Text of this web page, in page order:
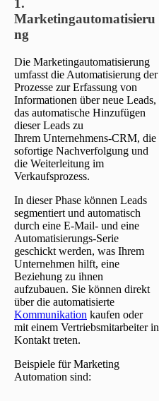
1.
Marketingautomatisieru
ng
Die Marketingautomatisierung
umfasst die Automatisierung der
Prozesse zur Erfassung von
Informationen über neue Leads,
das automatische Hinzufügen
dieser Leads zu
Ihrem Unternehmens-CRM, die
sofortige Nachverfolgung und
die Weiterleitung im
Verkaufsprozess.
In dieser Phase können Leads
segmentiert und automatisch
durch eine E-Mail- und eine
Automatisierungs-Serie
geschickt werden, was Ihrem
Unternehmen hilft, eine
Beziehung zu ihnen
aufzubauen. Sie können direkt
über die automatisierte
Kommunikation kaufen oder
mit einem Vertriebsmitarbeiter in
Kontakt treten.
Beispiele für Marketing
Automation sind: